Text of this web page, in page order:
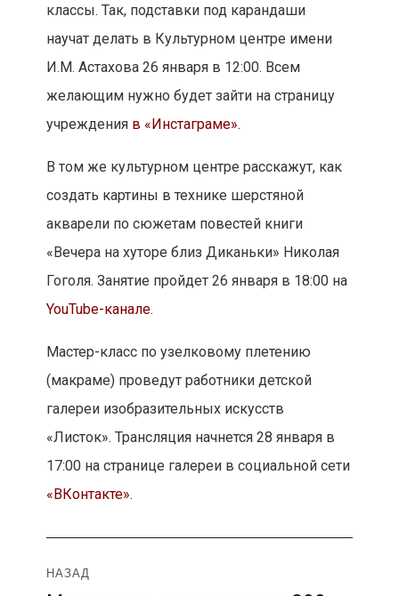
(макраме) проведут работники детской
галереи изобразительных искусств
«Листок». Трансляция начнется 28 января в
17:00 на странице галереи в социальной сети
«ВКонтакте»
Навигация
по
записям
Предыдущая
запись:
Москвичам рассказали о 200
краснокнижных животных и
растениях столицы
ВПЕРЁД
Следующая
запись:
До вечера в столице
сохранится туман